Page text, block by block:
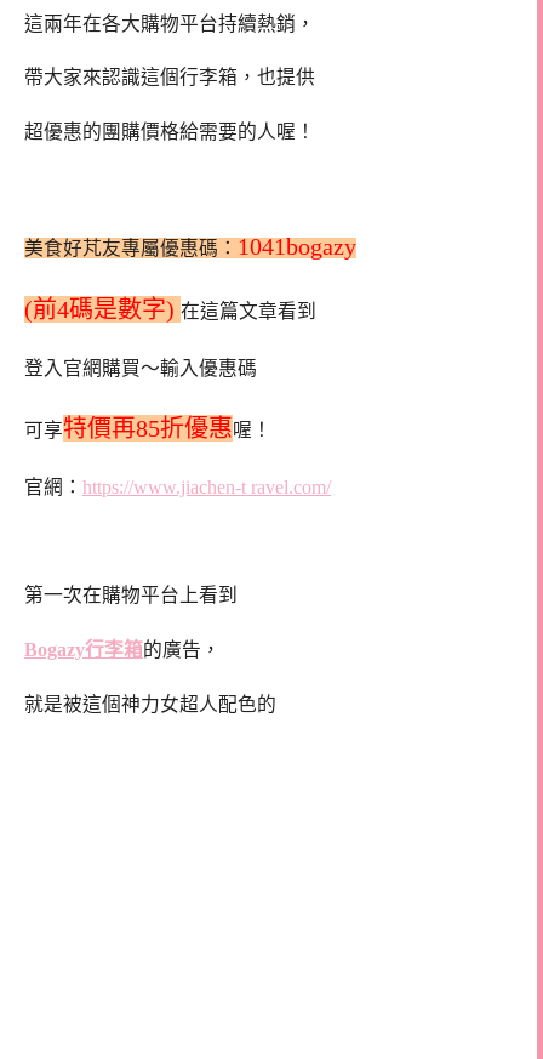
這兩年在各大購物平台持續熱銷，
帶大家來認識這個行李箱，也提供
超優惠的團購價格給需要的人喔！
美食好芃友專屬優惠碼： 1041bogazy
(前4碼是數字) 在這篇文章看到
登入官網購買～輸入優惠碼
可享特價再85折優惠喔！
官網： https://www.jiachen-t ravel.com/
第一次在購物平台上看到
Bogazy行李箱的廣告，
就是被這個神力女超人配色的